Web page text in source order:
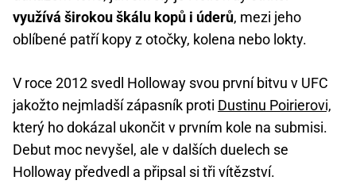
využívá širokou škálu kopů i úderů, mezi jeho
oblíbené patří kopy z otočky, kolena nebo lokty.
V roce 2012 svedl Holloway svou první bitvu v UFC
jakožto nejmladší zápasník proti Dustinu Poirierovi,
který ho dokázal ukončit v prvním kole na submisi.
Debut moc nevyšel, ale v dalších duelech se
Holloway předvedl a připsal si tři vítězství.